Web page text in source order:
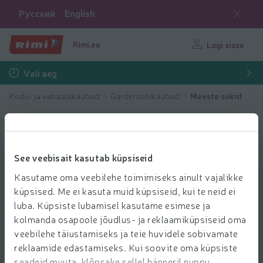
See veebisait kasutab küpsiseid
Kasutame oma veebilehe toimimiseks ainult vajalikke
küpsised. Me ei kasuta muid küpsiseid, kui te neid ei
luba. Küpsiste lubamisel kasutame esimese ja
kolmanda osapoole jõudlus- ja reklaamiküpsiseid oma
veebilehe täiustamiseks ja teie huvidele sobivamate
reklaamide edastamiseks. Kui soovite oma küpsiste
Русский English
Rimi.ee Logi sisse
Vali aeg
Kodu- ja vabaajakaubad Garderoobikaubad Meeste sokid